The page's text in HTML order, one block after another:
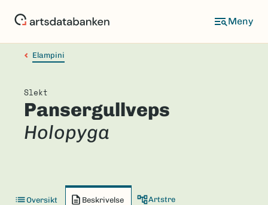
Elampini
Slekt
Pansergullveps
Holopyga
Oversikt Beskrivelse Artstre